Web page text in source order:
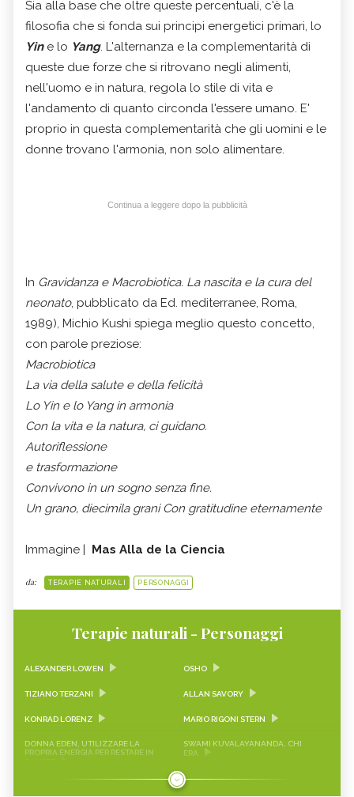
Sia alla base che oltre queste percentuali, c'è la
filosofia che si fonda sui principi energetici primari, lo
Yine lo Yang. L'alternanza e la complementarità di
queste due forze che si ritrovano negli alimenti,
nell'uomo e in natura, regola lo stile di vita e
l'andamento di quanto circonda l'essere umano. E'
proprio in questa complementarità che gli uomini e le
donne trovano l'armonia, non solo alimentare.
Continua a leggere dopo la pubblicità
In Gravidanza e Macrobiotica. La nascita e la cura del
neonato, pubblicato da Ed. mediterranee, Roma,
1989), Michio Kushi spiega meglio questo concetto,
con parole preziose:
Macrobiotica
La via della salute e della felicità
Lo Yin e lo Yang in armonia
Con la vita e la natura, ci guidano.
Autoriflessione
e trasformazione
Convivono in un sogno senza fine.
Un grano, diecimila graniCon gratitudine eternamente
Immagine | Mas Alla de la Ciencia
da: TERAPIE NATURALI PERSONAGGI
Terapie naturali - Personaggi
ALEXANDER LOWEN OSHO
TIZIANO TERZANI ALLAN SAVORY
KONRAD LORENZ MARIO RIGONI STERN
DONNA EDEN, UTILIZZARE LA
PROPRIA ENERGIA PER RESTARE IN
SWAMI KUVALAYANANDA, CHI
ERA
ANDRÉ VAN LYSEBETH, CHI ERA